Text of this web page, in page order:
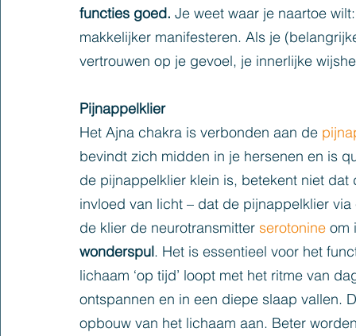
functies goed. Je weet waar je naartoe
makkelijker manifesteren. Als je
vertrouwen op je gevoel, je innerlijke
Pijnappelklier
Het Ajna chakra is verbonden aan de
bevindt zich midden in je hersenen en is
de pijnappelklier klein is, betekent niet
invloed van licht – dat de pijnappelklier
de klier de neurotransmitter serotonine om
wonderspul. Het is essentieel voor het
lichaam ‘op tijd’ loopt met het ritme van
ontspannen en in een diepe slaap vallen.
opbouw van het lichaam aan. Beter